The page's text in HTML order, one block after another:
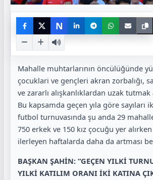
N
Mahalle muhtarlarının öncülüğünde
çocuklari ve gençleri akran zorbalığı,
ve zararlı alışkanlıklardan uzak tutmak
Bu kapsamda geçen yıla göre sayıları
futbol turnuvasında şu anda 29
750 erkek ve 150 kız çocuğu yer alırken
ilerleyen haftalarda daha da artması
BAŞKAN ŞAHİN: “GEÇEN YILKİ
YILKİ KATILIM ORANI İKİ KATINA